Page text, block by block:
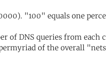
"100" equals one
of DNS queries from each
of the overall